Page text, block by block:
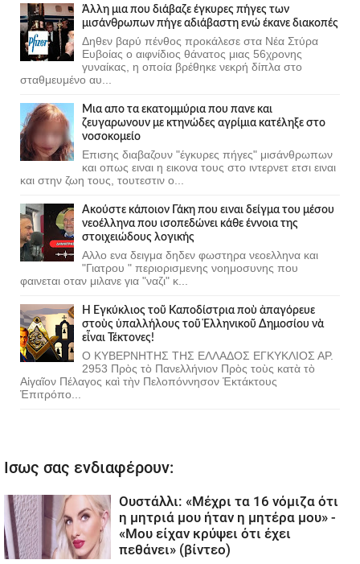
Άλλη μια που διάβαζε έγκυρες πήγες των
μισάνθρωπων πήγε αδιάβαστη ενώ έκανε διακοπές
Δηθεν βαρύ πένθος προκάλεσε στα Νέα Στύρα
Ευβοίας ο αιφνίδιος θάνατος μιας 56χρονης
γυναίκας, η οποία βρέθηκε νεκρή δίπλα στο
σταθμευμένο αυ...
Μια απο τα εκατομμύρια που πανε και
ζευγαρωνουν με κτηνώδες αγρίμια κατέληξε στο
νοσοκομείο
Επισης διαβαζουν "έγκυρες πήγες" μισάνθρωπων
και οπως ειναι η εικονα τους στο ιντερνετ ετσι ειναι
και στην ζωη τους, τουτεστιν ο...
Ακούστε κάποιον Γάκη που ειναι δείγμα του μέσου
νεοέλληνα που ισοπεδώνει κάθε έννοια της
στοιχειώδους λογικής
Αλλο ενα δειγμα δηδεν φωστηρα νεοελληνα και
"Γιατρου " περιορισμενης νοημοσυνης που
φαινεται οταν μιλανε για "ναζι" κ...
Ἡ Ἐγκύκλιος τοῦ Καποδίστρια ποὺ ἀπαγόρευε
στοὺς ὑπαλλήλους τοῦ Ἑλληνικοῦ Δημοσίου νὰ
εἶναι Τέκτονες!
Ο ΚΥΒΕΡΝΗΤΗΣ ΤΗΣ ΕΛΛΑΔΟΣ ΕΓΚΥΚΛΙΟΣ ΑΡ.
2953 Πρὸς τὸ Πανελλήνιον Πρὸς τοὺς κατὰ τὸ
Αἰγαῖον Πέλαγος καὶ τὴν Πελοπόννησον Ἐκτάκτους
Ἐπιτρόπο...